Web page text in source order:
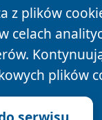
z plików
celach
plików